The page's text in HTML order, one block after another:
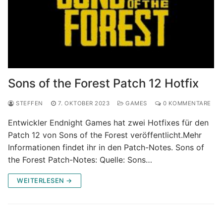
Sons of the Forest Patch 12 Hotfix
STEFFEN 7. OKTOBER 2023 GAMES 0 KOMMENTARE
Entwickler Endnight Games hat zwei Hotfixes für den
Patch 12 von Sons of the Forest veröffentlicht.Mehr
Informationen findet ihr in den Patch-Notes. Sons of
the Forest Patch-Notes: Quelle: Sons…
WEITERLESEN →